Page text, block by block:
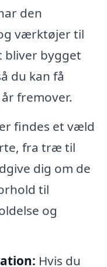
den
værktøjer til
bliver bygget
du kan få
fremover.
findes et væld
fra træ til
dig om de
til
og
Hvis du